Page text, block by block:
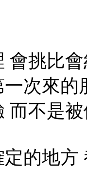
會挑比
次來的
而不是
的地方